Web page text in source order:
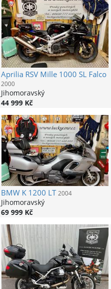
ApriliaRSV Mille 1000 SL Falco
2000
Jihomoravský
44 999 Kč
BMWK 1200 LT 2004
Jihomoravský
69 999 Kč